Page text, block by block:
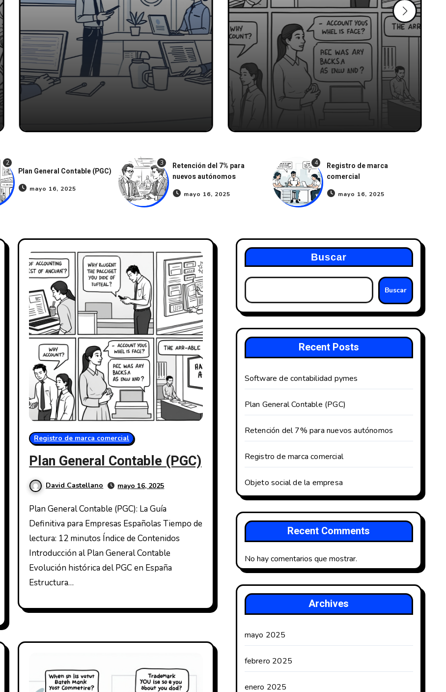
2
Plan General Contable (PGC)
mayo 16, 2025
3
Retención del 7% para
nuevos autónomos
mayo 16, 2025
4
Registro de marca
comercial
mayo 16, 2025
Registro de marca comercial
Plan General Contable (PGC)
David Castellano mayo 16, 2025
Plan General Contable (PGC): La Guía
Definitiva para Empresas Españolas Tiempo de
lectura: 12 minutos Índice de Contenidos
Introducción al Plan General Contable
Evolución histórica del PGC en España
Estructura…
Buscar
Buscar
Recent Posts
Software de contabilidad pymes
Plan General Contable (PGC)
Retención del 7% para nuevos autónomos
Registro de marca comercial
Objeto social de la empresa
Recent Comments
No hay comentarios que mostrar.
Archives
mayo 2025
febrero 2025
enero 2025